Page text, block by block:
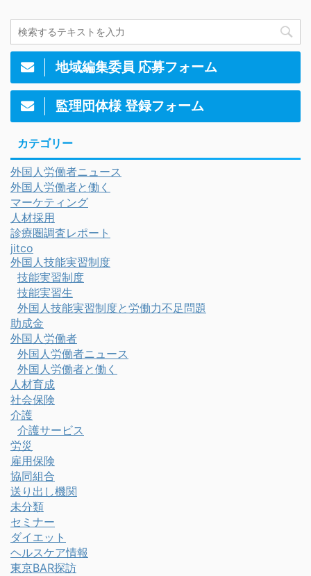
地域編集委員 応募フォーム
監理団体様 登録フォーム
カテゴリー
外国人労働者ニュース
外国人労働者と働く
マーケティング
人材採用
診療圏調査レポート
jitco
外国人技能実習制度
技能実習制度
技能実習生
外国人技能実習制度と労働力不足問題
助成金
外国人労働者
外国人労働者ニュース
外国人労働者と働く
人材育成
社会保険
介護
介護サービス
労災
雇用保険
協同組合
送り出し機関
未分類
セミナー
ダイエット
ヘルスケア情報
東京BAR探訪